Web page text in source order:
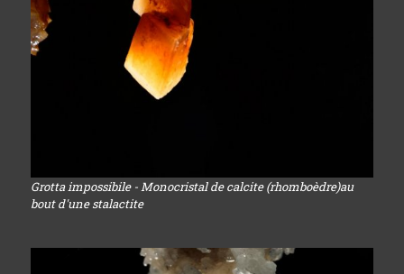
Grotta impossibile - Monocristal de calcite (rhomboèdre)au
bout d'une stalactite